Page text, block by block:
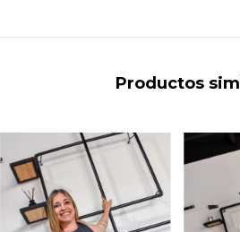
Productos